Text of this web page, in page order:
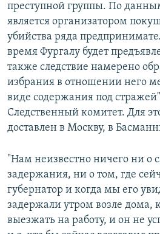
преступной группы. По
является организатором
убийства ряда
время Фургалу будет
также следствие намерено
избрания в отношении него
виде содержания под
Следственный комитет. Для
доставлен в Москву, в
"Нам неизвестно ничего ни о
задержания, ни о том, где
губернатор и когда мы его
задержали утром возле дома,
выезжать на работу, и он не